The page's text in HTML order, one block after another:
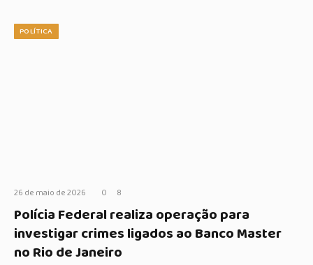
POLÍTICA
26 de maio de 2026 0 8
Polícia Federal realiza operação para
investigar crimes ligados ao Banco Master
no Rio de Janeiro